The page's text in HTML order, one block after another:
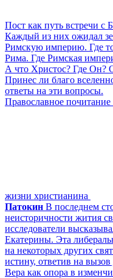
Пост как путь встречи с
Каждый из них ожидал
Римскую империю. Где
Рима. Где Римская
А что Христос? Где Он?
Принес ли благо
ответы на эти вопросы.
Православное
жизни христианина
Патокин В последнем
неисторичности жития
исследователи
Екатерины. Эта
на некоторых других
истину, ответив на
Вера как опора в